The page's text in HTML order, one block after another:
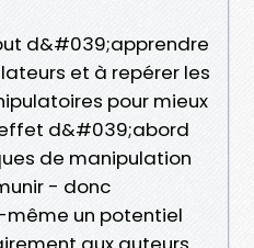
d&#039;apprendre
et à repérer les
pour mieux
d&#039;abord
de manipulation
- donc
un potentiel